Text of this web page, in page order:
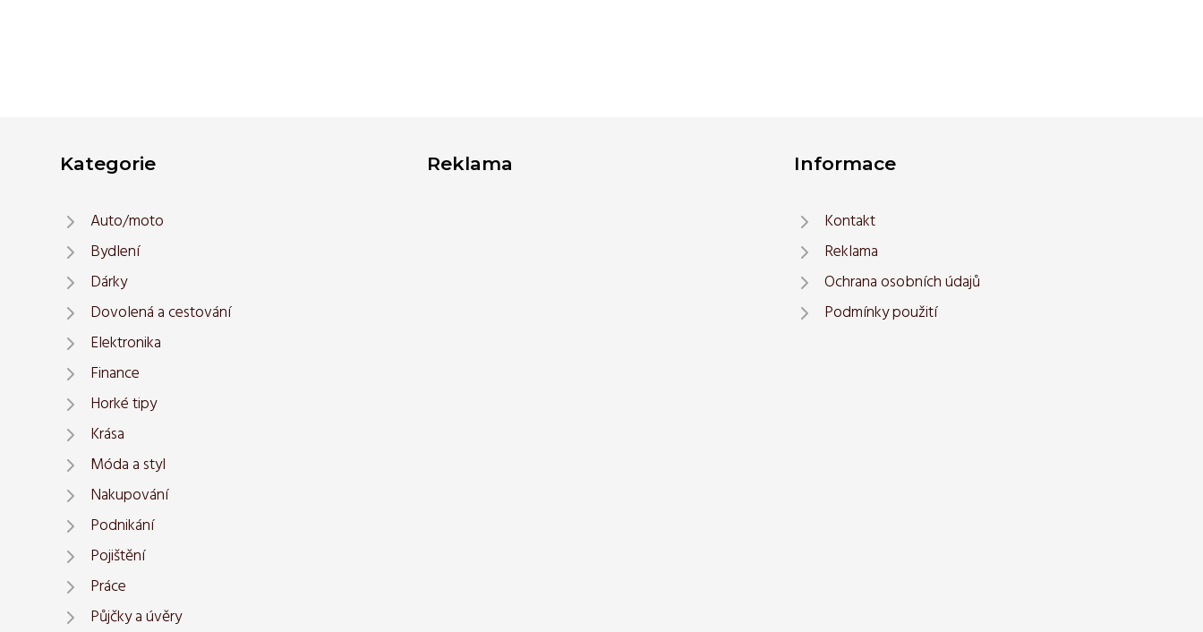
Kategorie
Auto/moto
Bydlení
Dárky
Dovolená a cestování
Elektronika
Finance
Horké tipy
Krása
Móda a styl
Nakupování
Podnikání
Pojištění
Práce
Půjčky a úvěry
Reklama Informace
Kontakt
Reklama
Ochrana osobních údajů
Podmínky použití